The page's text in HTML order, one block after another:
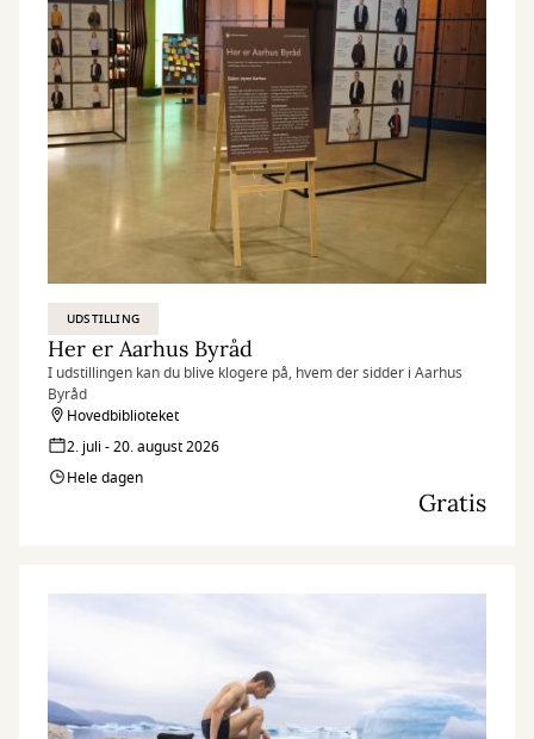
UDSTILLING
Her er Aarhus Byråd
I udstillingen kan du blive klogere på, hvem der sidder i Aarhus
Byråd
Hovedbiblioteket
2. juli - 20. august 2026
Hele dagen
Gratis